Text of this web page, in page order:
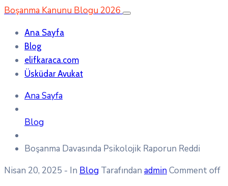
Boşanma Kanunu Blogu 2026
Ana Sayfa
Blog
elifkaraca.com
Üsküdar Avukat
Ana Sayfa
Blog
Boşanma Davasında Psikolojik Raporun Reddi
Nisan 20, 2025 - In Blog Tarafından adminComment off